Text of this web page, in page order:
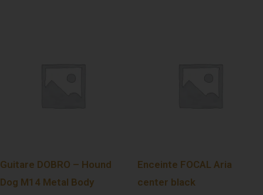
Guitare DOBRO – Hound
Dog M14 Metal Body
Enceinte FOCAL Aria
center black